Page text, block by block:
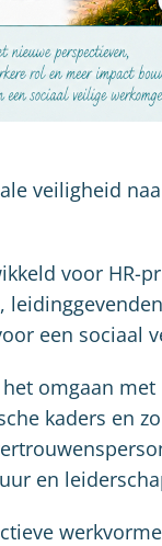
veiligheid
voor HR-
een sociaal
omgaan
kaders en
en